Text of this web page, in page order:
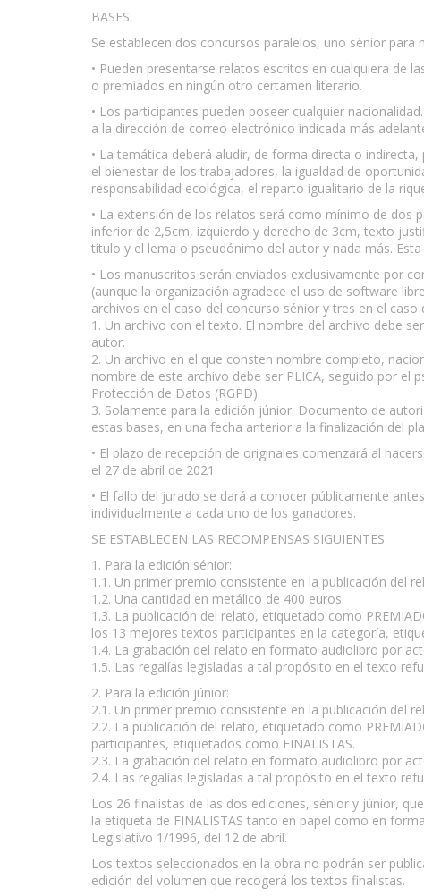
BASES:
Se establecen dos concursos paralelos, uno sénior
• Pueden presentarse relatos escritos en cualquiera de
o premiados en ningún otro certamen literario.
• Los participantes pueden poseer cualquier
a la dirección de correo electrónico indicada más
• La temática deberá aludir, de forma directa o
el bienestar de los trabajadores, la igualdad de
responsabilidad ecológica, el reparto igualitario de la
• La extensión de los relatos será como mínimo de dos
inferior de 2,5cm, izquierdo y derecho de 3cm, texto
título y el lema o pseudónimo del autor y nada más.
• Los manuscritos serán enviados exclusivamente por
(aunque la organización agradece el uso de software
archivos en el caso del concurso sénior y tres en el caso
1. Un archivo con el texto. El nombre del archivo debe
autor.
2. Un archivo en el que consten nombre completo,
nombre de este archivo debe ser PLICA, seguido por
Protección de Datos (RGPD).
3. Solamente para la edición júnior. Documento de
estas bases, en una fecha anterior a la finalización del
• El plazo de recepción de originales comenzará al
el 27 de abril de 2021.
• El fallo del jurado se dará a conocer públicamente
individualmente a cada uno de los ganadores.
SE ESTABLECEN LAS RECOMPENSAS SIGUIENTES:
1. Para la edición sénior:
1.1. Un primer premio consistente en la publicación del
1.2. Una cantidad en metálico de 400 euros.
1.3. La publicación del relato, etiquetado como
los 13 mejores textos participantes en la categoría,
1.4. La grabación del relato en formato audiolibro por
1.5. Las regalías legisladas a tal propósito en el texto
2. Para la edición júnior:
2.1. Un primer premio consistente en la publicación del
2.2. La publicación del relato, etiquetado como
participantes, etiquetados como FINALISTAS.
2.3. La grabación del relato en formato audiolibro por
2.4. Las regalías legisladas a tal propósito en el texto
Los 26 finalistas de las dos ediciones, sénior y júnior,
la etiqueta de FINALISTAS tanto en papel como en
Legislativo 1/1996, del 12 de abril.
Los textos seleccionados en la obra no podrán ser
edición del volumen que recogerá los textos finalistas.